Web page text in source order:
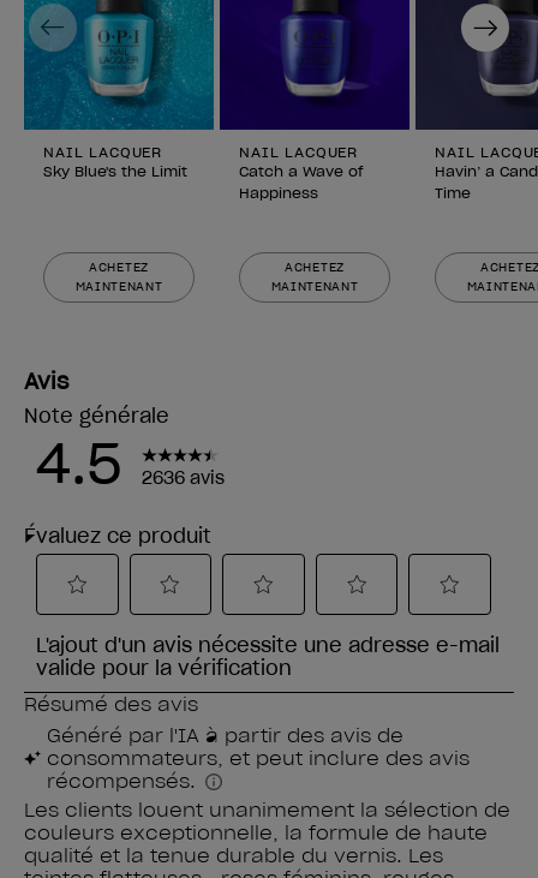
NAIL LACQUER
Sky Blue's the Limit
ACHETEZ
MAINTENANT
NAIL LACQUER
Catch a Wave of
Happiness
ACHETEZ
MAINTENANT
NAIL
Havin’ a
Time
Previous Next